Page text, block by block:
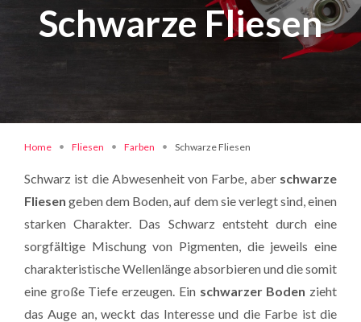
Schwarze Fliesen
Home Fliesen Farben Schwarze Fliesen
Schwarz ist die Abwesenheit von Farbe, aber schwarze
Fliesen geben dem Boden, auf dem sie verlegt sind, einen
starken Charakter. Das Schwarz entsteht durch eine
sorgfältige Mischung von Pigmenten, die jeweils eine
charakteristische Wellenlänge absorbieren und die somit
eine große Tiefe erzeugen. Ein schwarzer Boden zieht
das Auge an, weckt das Interesse und die Farbe ist die